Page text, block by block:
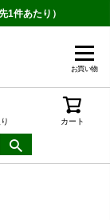
1件あたり）
お買い物
カート